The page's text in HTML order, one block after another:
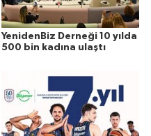
YenidenBiz Derneği 10 yılda
500 bin kadına ulaştı